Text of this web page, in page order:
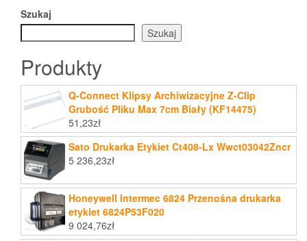
Szukaj
Szukaj
Produkty
Q-Connect Klipsy Archiwizacyjne Z-Clip
Grubość Pliku Max 7cm Biały (KF14475)
51,23zł
Sato Drukarka Etykiet Ct408-Lx Wwct03042Zncr
5 236,23zł
Honeywell Intermec 6824 Przenośna drukarka
etykiet 6824P53F020
9 024,76zł